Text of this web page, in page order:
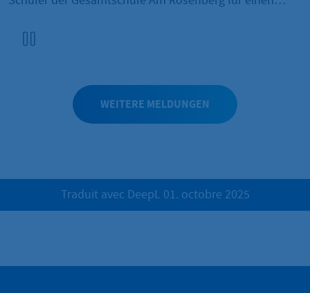
Unterricht: für den bestmöglichen Schulabschluss. Vier
WEITERE MELDUNGEN
Traduit avec DeepL 01. octobre 2025